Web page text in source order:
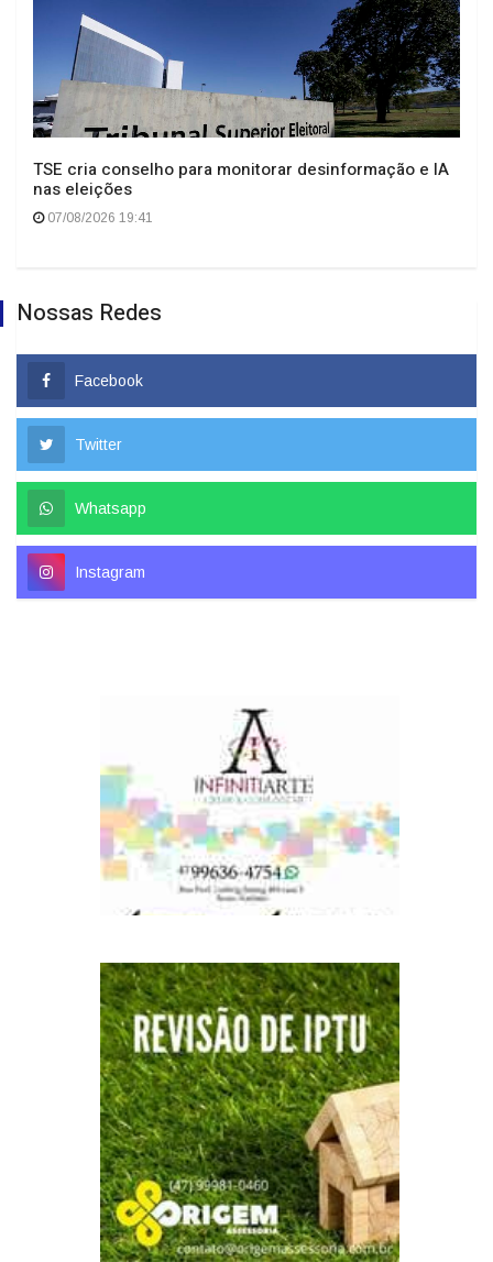
TSE cria conselho para monitorar desinformação e IA
nas eleições
07/08/2026 19:41
Nossas Redes
Facebook
Twitter
Whatsapp
Instagram